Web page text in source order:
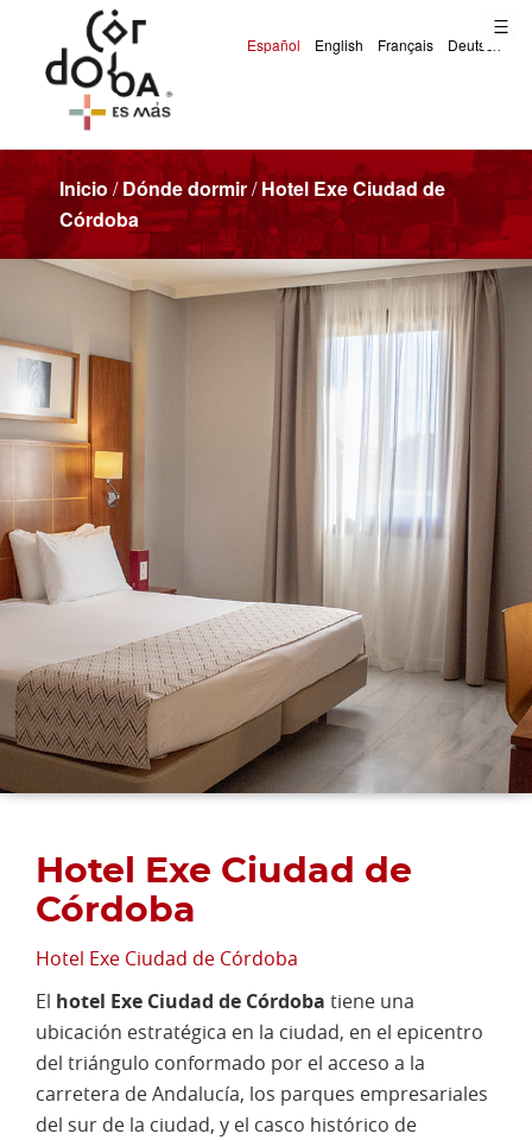
Inicio /Dónde dormir/Hotel Exe Ciudad de
Córdoba
Hotel Exe Ciudad de
Córdoba
Hotel Exe Ciudad de Córdoba
El hotel Exe Ciudad de Córdoba tiene una
ubicación estratégica en la ciudad, en el epicentro
del triángulo conformado por el acceso a la
carretera de Andalucía, los parques empresariales
del sur de la ciudad, y el casco histórico de